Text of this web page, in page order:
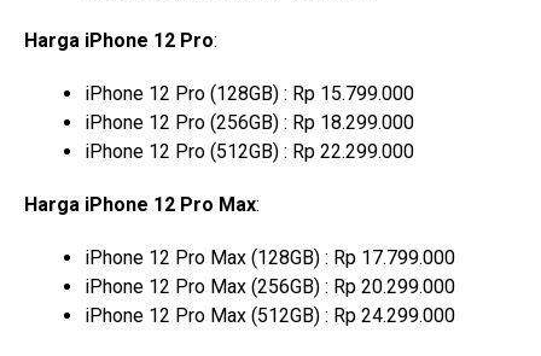
Harga iPhone 12 Pro:
iPhone 12 Pro (128GB) : Rp 15.799.000
iPhone 12 Pro (256GB) : Rp 18.299.000
iPhone 12 Pro (512GB) : Rp 22.299.000
Harga iPhone 12 Pro Max:
iPhone 12 Pro Max (128GB) : Rp 17.799.000
iPhone 12 Pro Max (256GB) : Rp 20.299.000
iPhone 12 Pro Max (512GB) : Rp 24.299.000